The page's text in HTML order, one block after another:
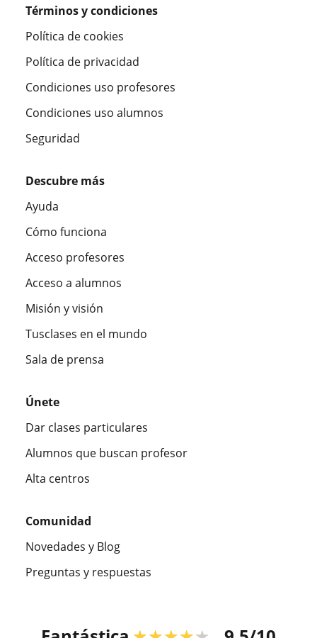
Términos y condiciones
Política de cookies
Política de privacidad
Condiciones uso profesores
Condiciones uso alumnos
Seguridad
Descubre más
Ayuda
Cómo funciona
Acceso profesores
Acceso a alumnos
Misión y visión
Tusclases en el mundo
Sala de prensa
Únete
Dar clases particulares
Alumnos que buscan profesor
Alta centros
Comunidad
Novedades y Blog
Preguntas y respuestas